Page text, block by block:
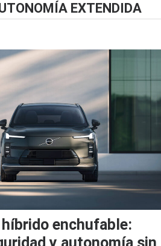
EXTENDIDA
enchufable: